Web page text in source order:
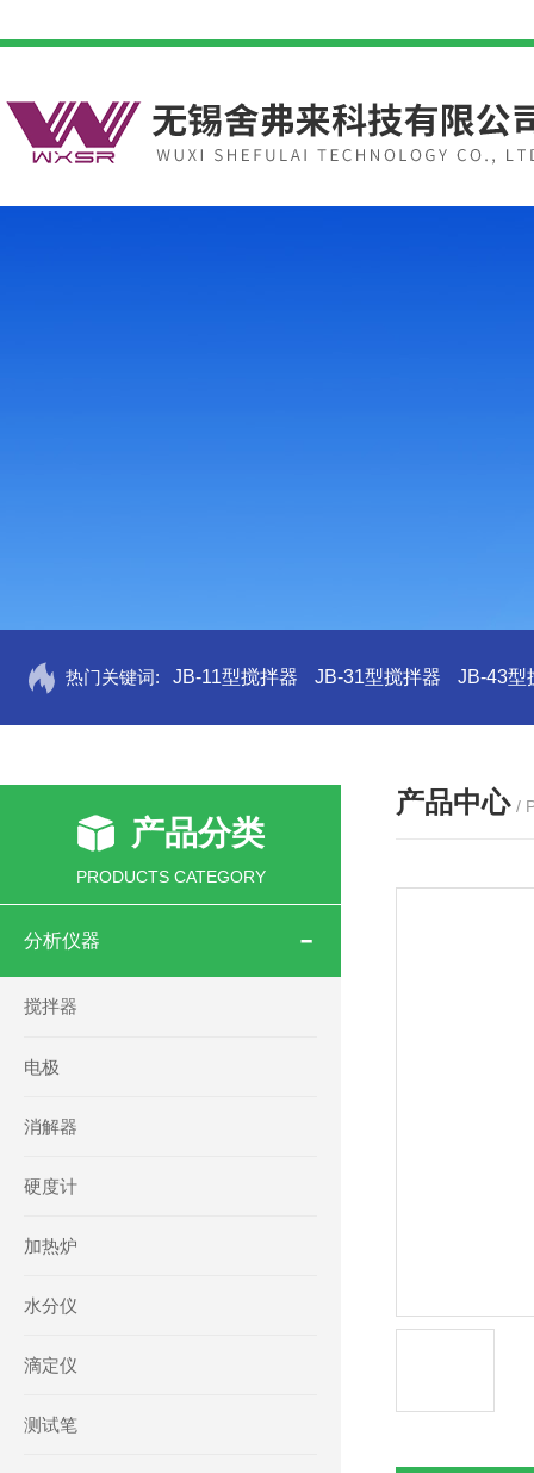
热门关键词: JB-11型搅拌器 JB-31型搅拌器 JB-43型
产品分类
PRODUCTS CATEGORY
分析仪器
搅拌器
电极
消解器
硬度计
加热炉
水分仪
滴定仪
测试笔
产品中心 /